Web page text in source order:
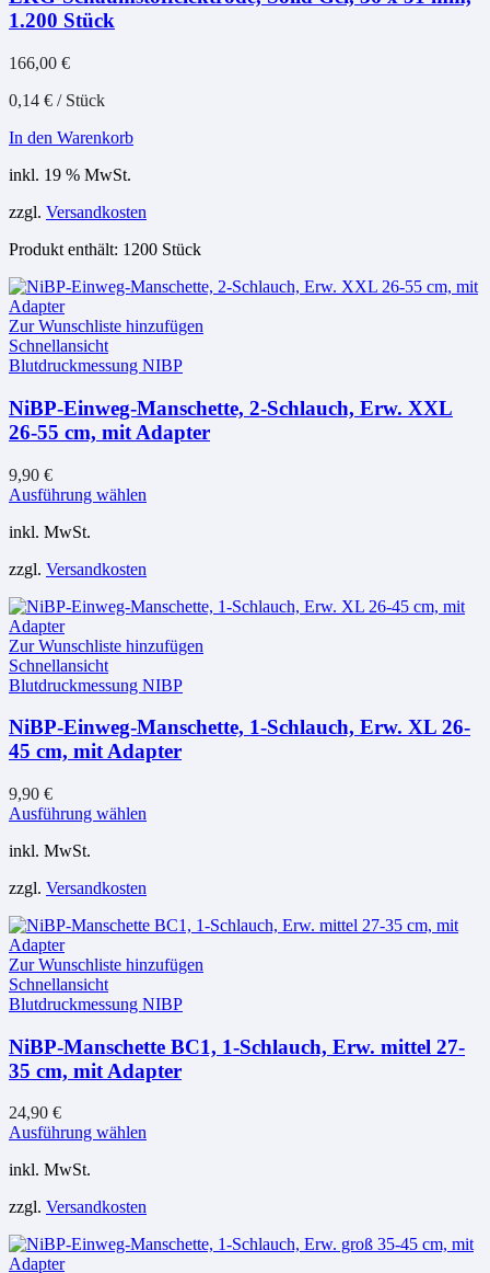
1.200 Stück
166,00 €
0,14 € / Stück
In den Warenkorb
inkl. 19 % MwSt.
zzgl. Versandkosten
Produkt enthält: 1200 Stück
Zur Wunschliste hinzufügen
Schnellansicht
Blutdruckmessung NIBP
NiBP-Einweg-Manschette, 2-Schlauch, Erw. XXL
26-55 cm, mit Adapter
9,90 €
Ausführung wählen
Varianten
Die
können
der
gewählt
werden
inkl. MwSt.
zzgl. Versandkosten
Zur Wunschliste hinzufügen
Schnellansicht
Blutdruckmessung NIBP
NiBP-Einweg-Manschette, 1-Schlauch, Erw. XL 26-
45 cm, mit Adapter
9,90 €
Ausführung wählen
Varianten
Die
können
der
gewählt
werden
inkl. MwSt.
zzgl. Versandkosten
Zur Wunschliste hinzufügen
Schnellansicht
Blutdruckmessung NIBP
NiBP-Manschette BC1, 1-Schlauch, Erw. mittel 27-
35 cm, mit Adapter
24,90 €
Ausführung wählen
Varianten
Die
inkl. MwSt.
zzgl. Versandkosten